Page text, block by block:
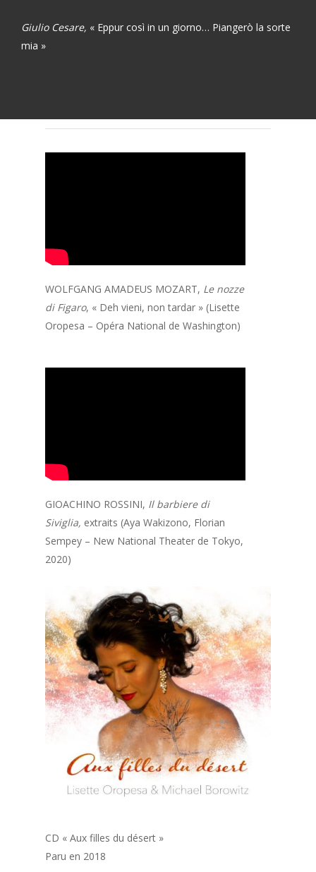
Giulio Cesare, « Eppur così in un giorno… Piangerò la sorte
mia »
WOLFGANG AMADEUS MOZART, Le nozze
di Figaro, « Deh vieni, non tardar » (Lisette
Oropesa – Opéra National de Washington)
GIOACHINO ROSSINI, Il barbiere di
Siviglia, extraits (Aya Wakizono, Florian
Sempey – New National Theater de Tokyo,
2020)
CD « Aux filles du désert »
Paru en 2018